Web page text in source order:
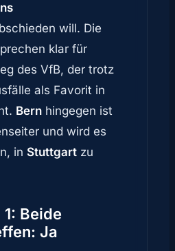
will. Die
klar für
des VfB, der trotz
als Favorit in
Bern hingegen ist
und wird es
in Stuttgart zu
Beide
Ja